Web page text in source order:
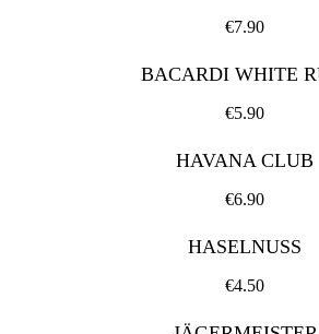
€7.90
BACARDI WHITE
€5.90
HAVANA CLUB
€6.90
HASELNUSS
€4.50